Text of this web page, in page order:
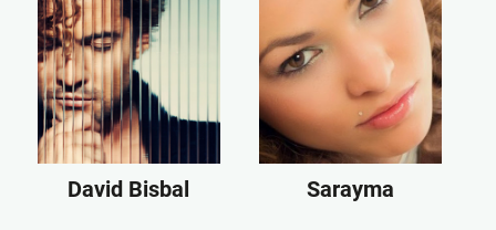
David Bisbal Sarayma